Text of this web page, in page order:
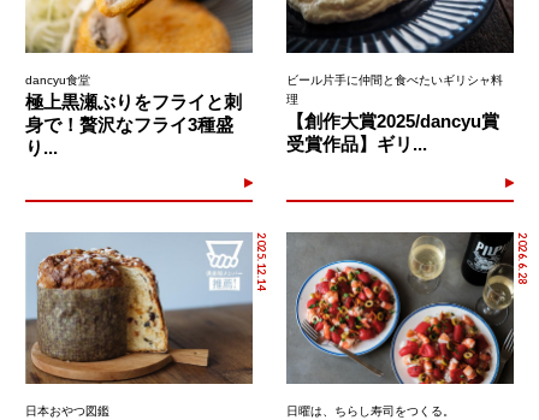
dancyu食堂
極上黒瀬ぶりをフライと刺
身で！贅沢なフライ3種盛
り...
ビール片手に仲間と食べたいギリシャ料
理
【創作大賞2025/dancyu賞
受賞作品】ギリ...
2025.12.14
日本おやつ図鑑
2026.6.28
日曜は、ちらし寿司をつくる。